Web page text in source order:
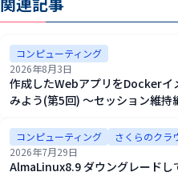
コンピューティング
2026年8月3日
作成したWebアプリをDocker
みよう(第5回) ～セッション維持
コンピューティング
さくらのクラ
2026年7月29日
AlmaLinux8.9 ダウングレードし